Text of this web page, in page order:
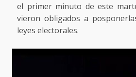
el primer minuto de este
vieron obligados a
leyes electorales.